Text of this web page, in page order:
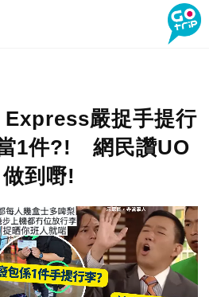
嚴捉手提行
1件?! 網民讚UO
做到嘢!